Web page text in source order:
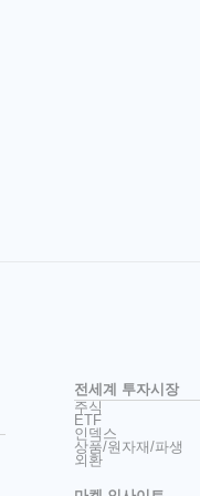
전세계 투자시장
주식
ETF
인덱스
상품/원자재/파생
외환